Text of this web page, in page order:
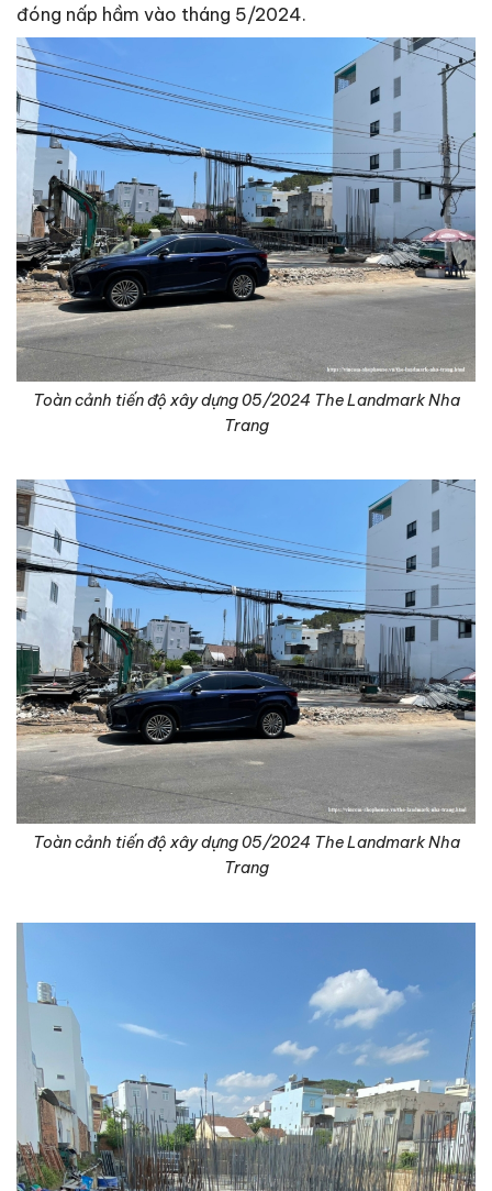
đóng nấp hầm vào tháng 5/2024.
Toàn cảnh tiến độ xây dựng 05/2024 The Landmark Nha
Trang
Toàn cảnh tiến độ xây dựng 05/2024 The Landmark Nha
Trang